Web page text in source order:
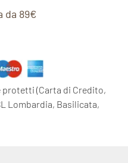
da 89€
protetti (Carta di Credito,
Lombardia, Basilicata,